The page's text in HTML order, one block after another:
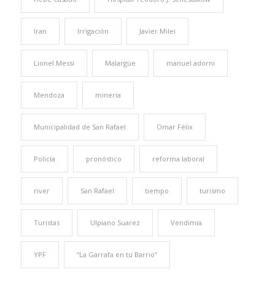
Iran Irrigación Javier Milei
Lionel Messi Malargüe manuel adorni
Mendoza minería
Municipalidad de San Rafael Omar Félix
Policía pronóstico reforma laboral
river San Rafael tiempo turismo
Turistas Ulpiano Suarez Vendimia
YPF “La Garrafa en tu Barrio”